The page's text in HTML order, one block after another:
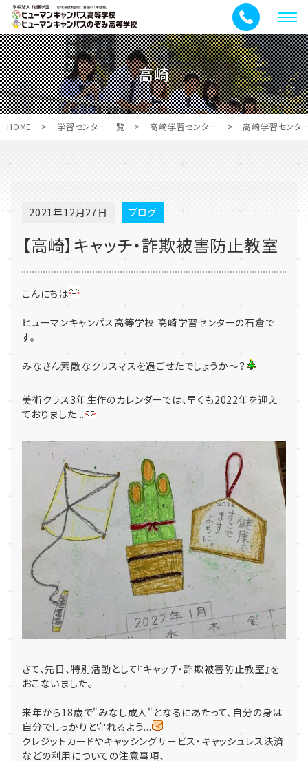
メ
ニ
ュ
ー
高崎
HOME > 学習センター一覧 > 高崎学習センター > 高崎学習センタ
2021年12月27日 ブログ
【高崎】キャッチ・詐欺被害防止教室
こんにちは
ヒューマンキャンパス高等学校 高崎学習センターの石倉で
す。
みなさん素敵なクリスマスを過ごせたでしょうか～？
美術クラス3年生作のカレンダーでは、早くも2022年を迎え
ておりました...
さて、先日、特別活動として『キャッチ・詐欺被害防止教室』を
おこないました。
来年から18歳で"みなし成人"となるにあたって、自分の身は
自分でしっかりと守れるよう...
クレジットカードやキャッシングサービス・キャッシュレス決済
などの利用についての注意事項、